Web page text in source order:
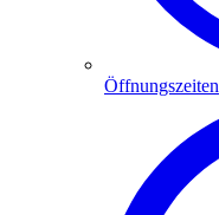
Öffnungszeiten